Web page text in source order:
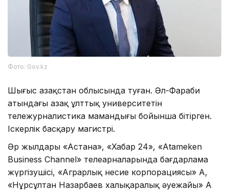
Фото: Gov.kz
Шығыс Қазақстан облысында туған. Әл-Фараби
атындағы Қазақ ұлттық университетін
тележурналистика мамандығы бойынша бітірген.
Іскерлік басқару магистрі.
Әр жылдары «Астана», «Хабар 24», «Atameken
Business Channel» телеарналарында бағдарлама
жүргізушісі, «Аграрлық несие корпорациясы» АҚ,
«Нұрсұлтан Назарбаев халықаралық әуежайы» АҚ